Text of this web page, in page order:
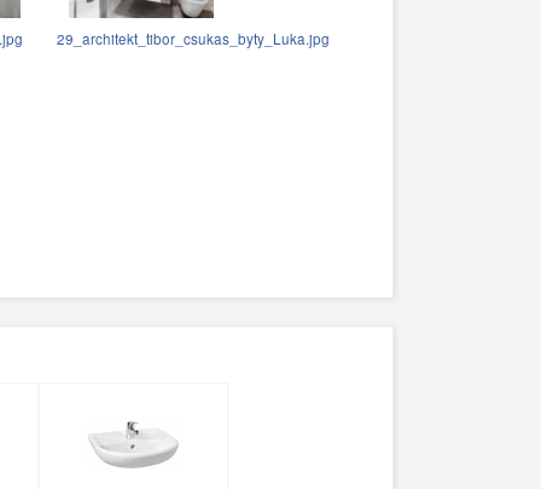
29_architekt_tibor_csukas_byty_Luka.jpg